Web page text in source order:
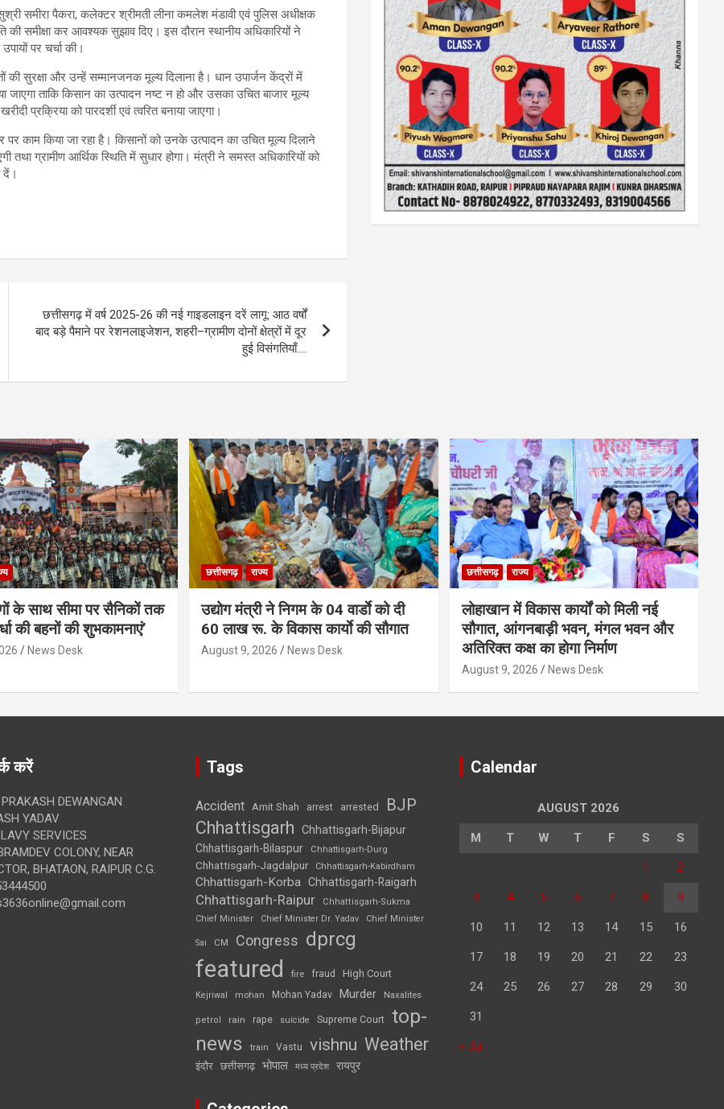
समीरा पैकरा, कलेक्टर श्रीमती लीना कमलेश मंडावी एवं पुलिस अधीक्षक
समीक्षा कर आवश्यक सुझाव दिए। इस दौरान स्थानीय अधिकारियों ने
पर चर्चा की।
की सुरक्षा और उन्हें सम्मानजनक मूल्य दिलाना है। धान उपार्जन केंद्रों में
ताकि किसान का उत्पादन नष्ट न हो और उसका उचित बाजार मूल्य
प्रक्रिया को पारदर्शी एवं त्वरित बनाया जाएगा।
पर काम किया जा रहा है। किसानों को उनके उत्पादन का उचित मूल्य दिलाने
ग्रामीण आर्थिक स्थिति में सुधार होगा। मंत्री ने समस्त अधिकारियों को
दें।
छत्तीसगढ़ में वर्ष 2025-26 की नई गाइडलाइन दरें लागू: आठ वर्षों
बाद बड़े पैमाने पर रेशनलाइजेशन, शहरी–ग्रामीण दोनों क्षेत्रों में दूर
हुई विसंगतियाँ….
के साथ सीमा पर सैनिकों तक
की बहनों की शुभकामनाएं’
News Desk
छत्तीसगढ़ राज्य
उद्योग मंत्री ने निगम के 04 वार्डाे को दी
60 लाख रू. के विकास कार्याे की सौगात
August 9, 2026 News Desk
छत्तीसगढ़ राज्य
लोहाखान में विकास कार्यों को मिली नई
सौगात, आंगनबाड़ी भवन, मंगल भवन और
अतिरिक्त कक्ष का होगा निर्माण
August 9, 2026 News Desk
करें
DEWANGAN
YADAV
LAVY SERVICES
COLONY, NEAR
BHATAON, RAIPUR C.G.
Tags
Accident Amit Shah arrest arrested BJP
Chhattisgarh
Chhattisgarh-Bijapur
Chhattisgarh-Bilaspur
Chhattisgarh-Durg
Chhattisgarh-Jagdalpur Chhattisgarh-Kabirdham
Chhattisgarh-Korba Chhattisgarh-Raigarh
Chhattisgarh-Raipur
Chhattisgarh-Sukma
Chief Minister
Chief Minister Dr. Yadav Chief Minister
Sai CM Congress dprcg
featured fire fraud High Court
Kejriwal mohan Mohan Yadav Murder Naxalites
petrol rain rape suicide Supreme Court top-
news
train Vastu vishnu Weather
इंदौर छत्तीसगढ़ भोपाल मध्य प्रदेश रायपुर
Calendar
AUGUST 2026
M T W T F S S
1 2
3 4 5 6 7 8 9
10 11 12 13 14 15 16
17 18 19 20 21 22 23
24 25 26 27 28 29 30
31
« Jul